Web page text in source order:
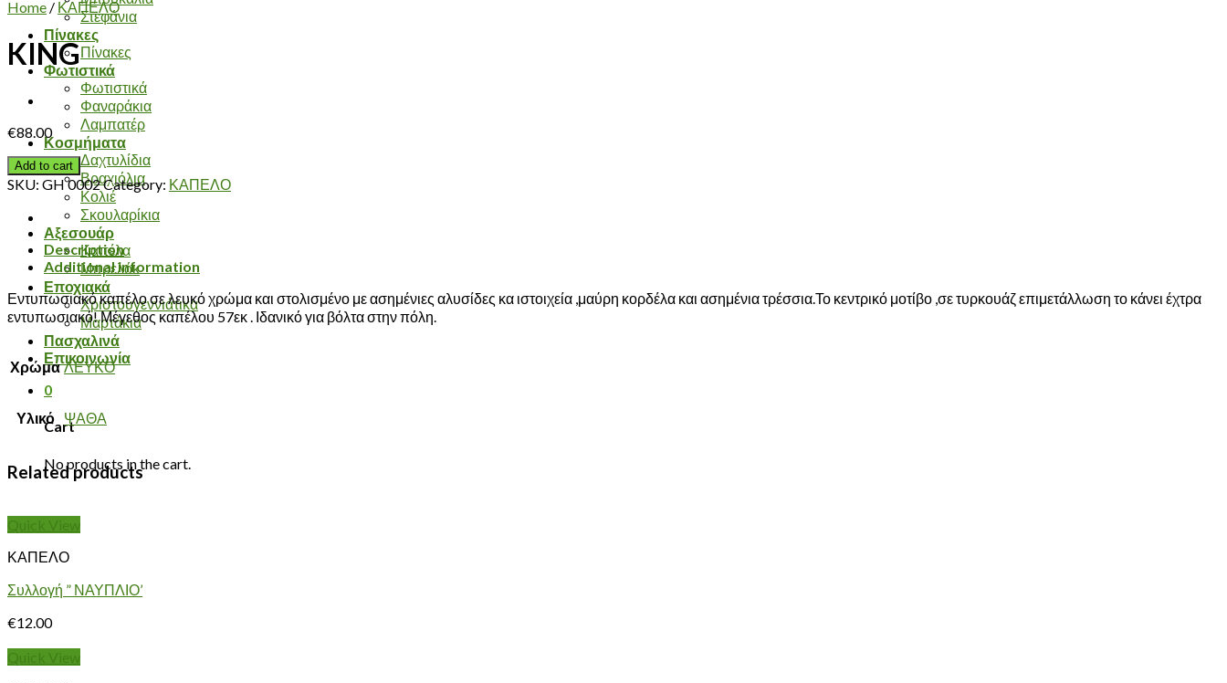
Στεφάνια
Πίνακες
Πίνακες
Φωτιστικά
Φωτιστικά
Φαναράκια
Λαμπατέρ
Κοσμήματα
Δαχτυλίδια
Βραχιόλια
Κολιέ
Σκουλαρίκια
Αξεσουάρ
Καπέλα
Μπρελόκ
Εποχιακά
Χριστουγεννιάτικα
Μαρτάκια
Πασχαλινά
Επικοινωνία
0
Cart
No products in the cart.
Home / ΚΑΠΕΛΟ
KING
€88.00
Add to cart
SKU: GH 0002Category: ΚΑΠΕΛΟ
Description
Additional information
Εντυπωσιακό καπέλο σε λευκό χρώμα και στολισμένο με ασημένιες αλυσίδες κα ιστοιχεία ,μαύρη κορδέλα και ασημένια τρέσσια.Το κεντρικό μοτίβο ,σε τυρκουάζ επιμετάλλωση το κάνει έχτρα
εντυπωσιακό! Μέγεθος καπέλου 57εκ . Ιδανικό για βόλτα στην πόλη.
Χρώμα ΛΕΥΚΟ
Υλικό ΨΑΘΑ
Related products
Quick View
ΚΑΠΕΛΟ
Συλλογή ” ΝΑΥΠΛΙΟ’
€12.00
Quick View